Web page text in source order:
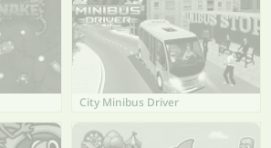
City Minibus Driver